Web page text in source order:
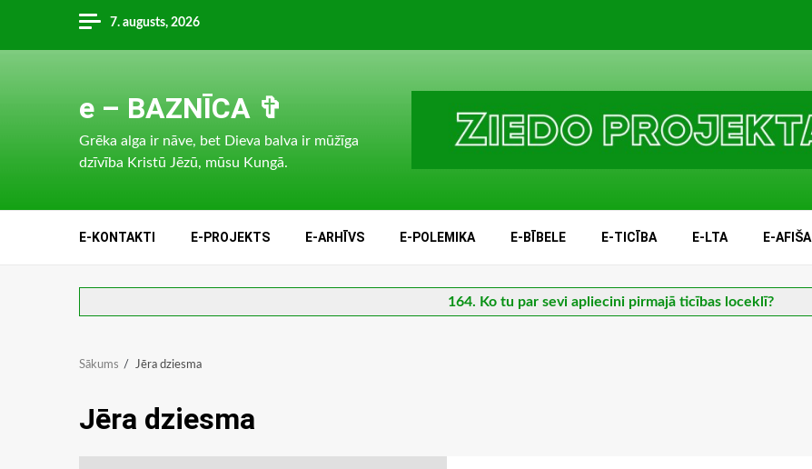
content
7. augusts, 2026
e – BAZNĪCA ✞
Grēka alga ir nāve, bet Dieva balva ir mūžīga
dzīvība Kristū Jēzū, mūsu Kungā.
E-KONTAKTI E-PROJEKTS E-ARHĪVS E-POLEMIKA E-BĪBELE E-TICĪBA E-LTA E-AFIŠA
164. Ko tu par sevi apliecini pirmajā ticības loceklī?
Sākums Jēra dziesma
Jēra dziesma